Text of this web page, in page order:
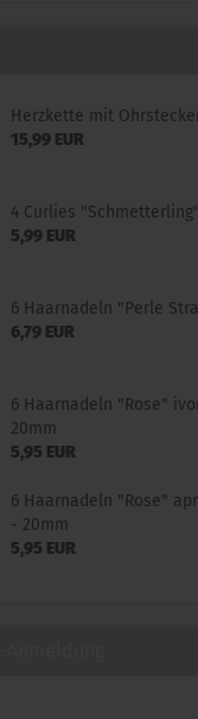
Herzkette mit
15,99 EUR
4 Curlies "Schmetterling"
5,99 EUR
6 Haarnadeln "Perle
6,79 EUR
6 Haarnadeln "Rose"
20mm
5,95 EUR
6 Haarnadeln "Rose"
- 20mm
5,95 EUR